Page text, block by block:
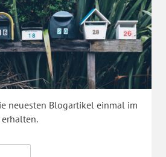
neuesten Blogartikel einmal im